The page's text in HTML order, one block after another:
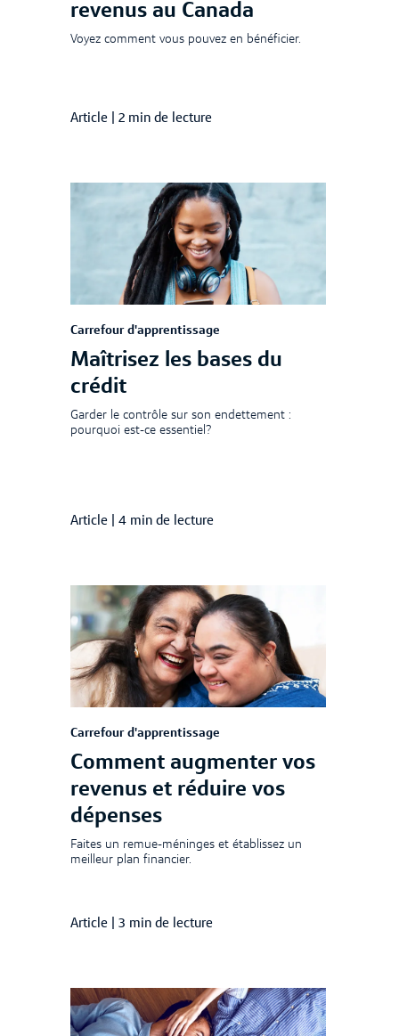
revenus au Canada
Voyez comment vous pouvez en bénéficier.
Article 2 min de lecture
Carrefour d'apprentissage
Maîtrisez les bases du
crédit
Garder le contrôle sur son endettement :
pourquoi est-ce essentiel?
Article 4 min de lecture
Carrefour d'apprentissage
Comment augmenter vos
revenus et réduire vos
dépenses
Faites un remue-méninges et établissez un
meilleur plan financier.
Article 3 min de lecture